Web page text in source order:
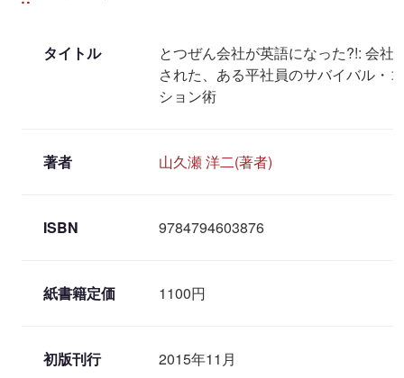
タイトル
とつぜん会社が英語になった?!: 会社
された、ある平社員のサバイバル・
ション術
著者 山久瀬 洋二(著者)
ISBN 9784794603876
紙書籍定価 1100円
初版刊行 2015年11月